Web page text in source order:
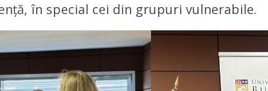
în special cei din grupuri vulnerabile.